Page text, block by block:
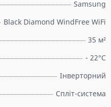
Samsung
Black Diamond WindFree WiFi
35 м²
- 22°C
Інверторний
Спліт-система